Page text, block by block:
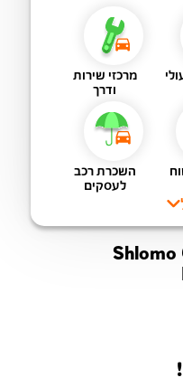
מרכזי שירות
ודרך
השכרת רכב
לעסקים
Shlomo